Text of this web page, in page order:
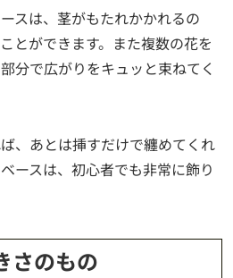
スは、茎がもたれかかれるの
とができます。また複数の花を
分で広がりをキュッと束ねてく
、あとは挿すだけで纏めてくれ
ースは、初心者でも非常に飾り
さのもの